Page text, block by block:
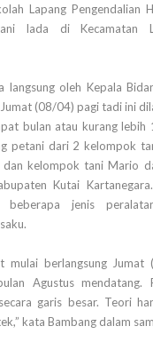
Lapang Pengendalian
lada di Kecamatan
langsung oleh Kepala
(08/04) pagi tadi ini
bulan atau kurang lebih
petani dari 2 kelompok
dan kelompok tani Mario
Kutai
beberapa jenis
mulai berlangsung Jumat
Agustus mendatang.
garis besar. Teori
kata Bambang dalam